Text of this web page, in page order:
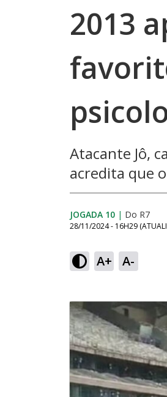
2013
Atacante Jô,
acredita que
JOGADA 10 | Do R7
28/11/2024 - 16H29
A+ A-